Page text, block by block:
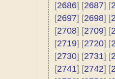
[2686] [2687] [
[2697] [2698] [
[2708] [2709] [
[2719] [2720] [
[2730] [2731] [
[2741] [2742] [